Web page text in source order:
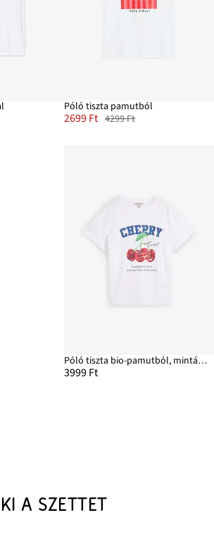
Póló tiszta pamutból
2699 Ft 4299 Ft
Póló tiszta bio-pamutból, mintával
3999 Ft
A SZETTET